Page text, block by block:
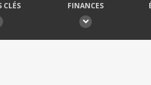
CLÉS FINANCES